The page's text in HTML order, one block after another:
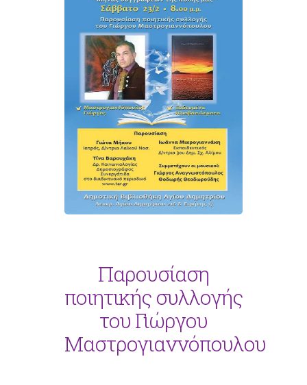
Παρουσίαση
ποιητικής συλλογής
του Γιώργου
Μαστρογιαννόπουλου